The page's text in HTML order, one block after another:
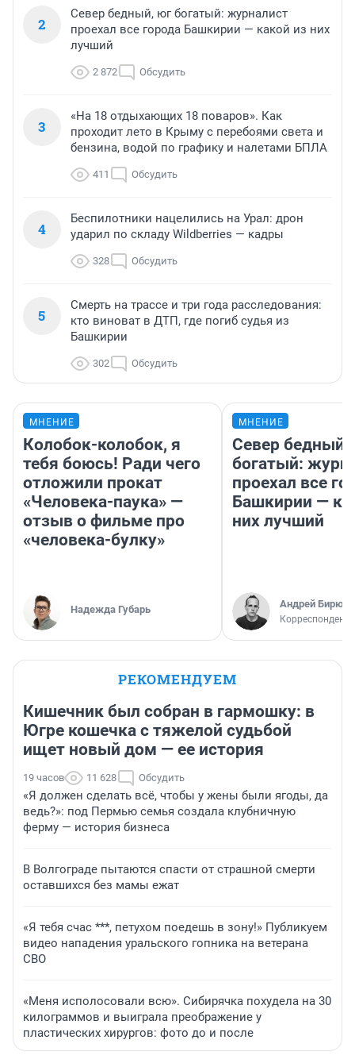
2
Север бедный, юг богатый: журналист
проехал все города Башкирии — какой из них
лучший
2 872 Обсудить
3
«На 18 отдыхающих 18 поваров». Как
проходит лето в Крыму с перебоями света и
бензина, водой по графику и налетами БПЛА
411 Обсудить
4
Беспилотники нацелились на Урал: дрон
ударил по складу Wildberries — кадры
328 Обсудить
5
Смерть на трассе и три года расследования:
кто виноват в ДТП, где погиб судья из
Башкирии
302 Обсудить
МНЕНИЕ
Колобок-колобок, я
тебя боюсь! Ради чего
отложили прокат
«Человека-паука» —
отзыв о фильме про
«человека-булку»
Надежда Губарь
МНЕНИЕ
Север бедный,
богатый:
проехал все
Башкирии —
них лучший
Андрей
Корреспондент
РЕКОМЕНДУЕМ
Кишечник был собран в гармошку: в
Югре кошечка с тяжелой судьбой
ищет новый дом — ее история
19 часов 11 628 Обсудить
«Я должен сделать всё, чтобы у жены были ягоды, да
ведь?»: под Пермью семья создала клубничную
ферму — история бизнеса
В Волгограде пытаются спасти от страшной смерти
оставшихся без мамы ежат
«Я тебя счас ***, петухом поедешь в зону!» Публикуем
видео нападения уральского гопника на ветерана
СВО
«Меня исполосовали всю». Сибирячка похудела на 30
килограммов и выиграла преображение у
пластических хирургов: фото до и после